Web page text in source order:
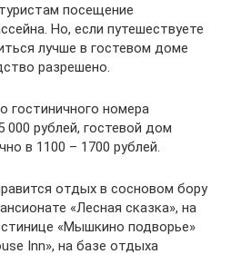
посещение
Но, если путешествуете
лучше в гостевом доме
разрешено.
гостиничного номера
рублей, гостевой дом
в 1100 – 1700 рублей.
отдых в сосновом бору
«Лесная сказка», на
«Мышкино подворье»
Inn», на базе отдыха